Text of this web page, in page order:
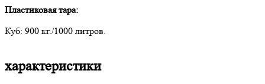
Пластиковая тара:
Куб: 900 кг./1000 литров.
характеристики